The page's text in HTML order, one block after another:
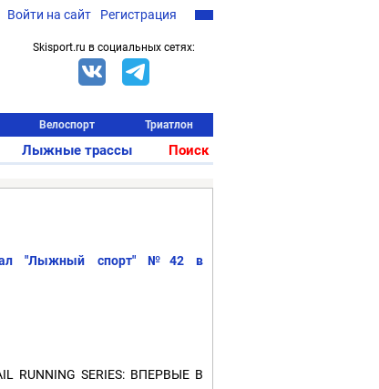
Войти на сайт Регистрация
Skisport.ru в социальных сетях:
Велоспорт Триатлон
Лыжные трассы Поиск
"Лыжный спорт" №42 в
RUNNING SERIES: ВПЕРВЫЕ В